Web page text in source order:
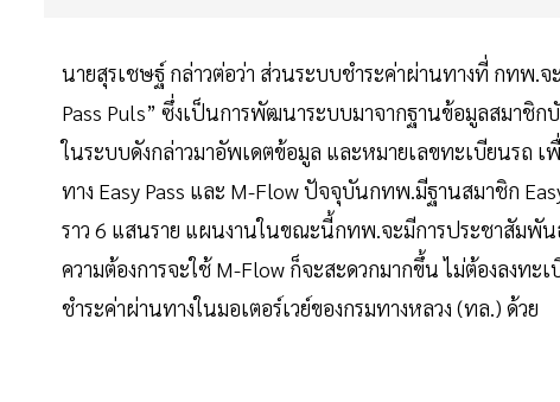
นายสุรเชษฐ์ กล่าวต่อว่า ส่วนระบบชำระค่าผ่านทางที่ กทพ.
Pass Puls” ซึ่งเป็นการพัฒนาระบบมาจากฐานข้อมูลสมาชิ
ในระบบดังกล่าวมาอัพเดตข้อมูล และหมายเลขทะเบียนรถ
ทาง Easy Pass และ M-Flow ปัจจุบันกทพ.มีฐานสมาชิก
ราว 6 แสนราย แผนงานในขณะนี้กทพ.จะมีการประชาสัมพั
ความต้องการจะใช้ M-Flow ก็จะสะดวกมากขึ้น ไม่ต้องลงทะ
ชำระค่าผ่านทางในมอเตอร์เวย์ของกรมทางหลวง (ทล.) ด้วย